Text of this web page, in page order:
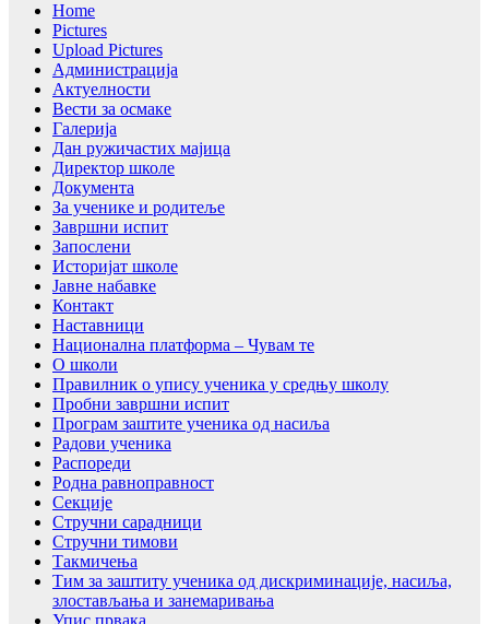
Home
Pictures
Upload Pictures
Администрација
Актуелности
Вести за осмаке
Галерија
Дан ружичастих мајица
Директор школе
Документа
За ученике и родитеље
Завршни испит
Запослени
Историјат школе
Јавне набавке
Контакт
Наставници
Национална платформа – Чувам те
О школи
Правилник о упису ученика у средњу школу
Пробни завршни испит
Програм заштите ученика од насиља
Радови ученика
Распореди
Родна равноправност
Секције
Стручни сарадници
Стручни тимови
Такмичења
Тим за заштиту ученика од дискриминације, насиља,
злостављања и занемаривања